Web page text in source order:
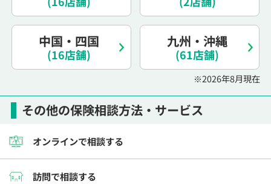
電話で相談予約 （オンライン保険相談専用）
0120-987-110
平日 / 土日祝日 10:00〜17:00（通話無料）
※受付時間外にご予約をいただいた場合は、
その他の保険相談方法・サービス
オンラインで相談する
訪問で相談する
中国・四国
(16店舗)
九州・沖縄
(61店舗)
※2026年8月現在